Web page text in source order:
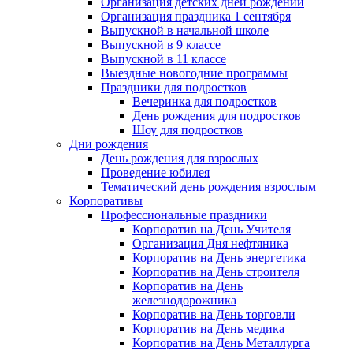
Организация праздника 1 сентября
Выпускной в начальной школе
Выпускной в 9 классе
Выпускной в 11 классе
Выездные новогодние программы
Праздники для подростков
Вечеринка для подростков
День рождения для подростков
Шоу для подростков
Дни рождения
День рождения для взрослых
Проведение юбилея
Тематический день рождения взрослым
Корпоративы
Профессиональные праздники
Корпоратив на День Учителя
Организация Дня нефтяника
Корпоратив на День энергетика
Корпоратив на День строителя
Корпоратив на День
железнодорожника
Корпоратив на День торговли
Корпоратив на День медика
Корпоратив на День Металлурга